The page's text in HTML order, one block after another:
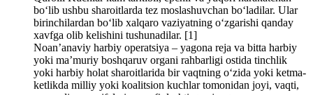
bo‘lib ushbu sharoitlarda tez moslashuvchan bo‘ladilar. Ular
birinchilardan bo‘lib xalqaro vaziyatning o‘zgarishi qanday
xavfga olib kelishini tushunadilar. [1]
Noan’anaviy harbiy operatsiya – yagona reja va bitta harbiy
yoki ma’muriy boshqaruv organi rahbarligi ostida tinchlik
yoki harbiy holat sharoitlarida bir vaqtning o‘zida yoki ketma-
ketlikda milliy yoki koalitsion kuchlar tomonidan joyi, vaqti,